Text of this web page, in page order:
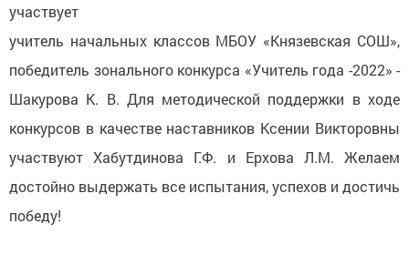
участвует
учитель начальных классов МБОУ «Князевская СОШ»,
победитель зонального конкурса «Учитель года -2022» -
Шакурова К. В. Для методической поддержки в ходе
конкурсов в качестве наставников Ксении Викторовны
участвуют Хабутдинова Г.Ф. и Ерхова Л.М. Желаем
достойно выдержать все испытания, успехов и достичь
победу!